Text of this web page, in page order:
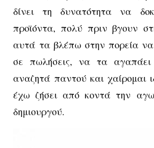
δίνει τη δυνατότητα να
προϊόντα, πολύ πριν βγουν
αυτά τα βλέπω στην πορεία
σε πωλήσεις, να τα
αναζητά παντού και χαίρομαι
έχω ζήσει από κοντά την
δημιουργού.